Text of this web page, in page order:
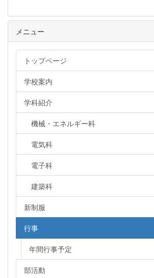
メニュー
トップページ
学校案内
学科紹介
機械・エネルギー科
電気科
電子科
建築科
新制服
行事
年間行事予定
部活動